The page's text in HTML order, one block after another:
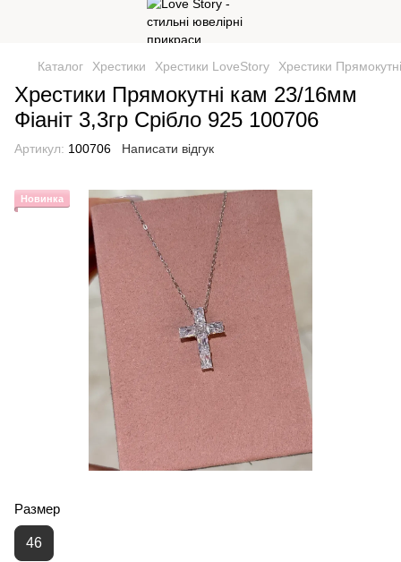
Каталог Хрестики Хрестики LoveStory Хрестики
Хрестики Прямокутні кам 23/16мм
Фіаніт 3,3гр Срібло 925 100706
Артикул: 100706 Написати відгук
Новинка
Размер
46